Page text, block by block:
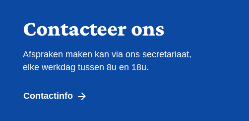
Contacteer ons
Afspraken maken kan via ons secretariaat,
elke werkdag tussen 8u en 18u.
Contactinfo